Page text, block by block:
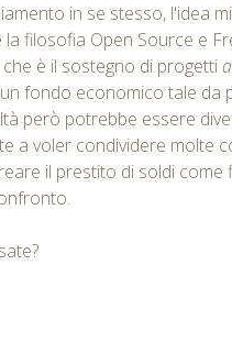
in se stesso, l'idea
filosofia Open Source e
è il sostegno di progetti
fondo economico tale da
però potrebbe essere
a voler condividere molte
il prestito di soldi come